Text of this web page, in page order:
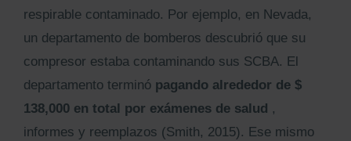
respirable contaminado. Por ejemplo, en Nevada,
un departamento de bomberos descubrió que su
compresor estaba contaminando sus SCBA. El
departamento terminó pagando alrededor de $
138,000 en total por exámenes de salud ,
informes y reemplazos (Smith, 2015). Ese mismo